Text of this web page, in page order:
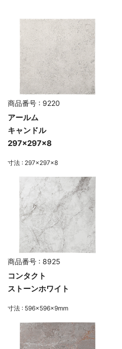
商品番号 : 9220
アールム
キャンドル
297×297×8
寸法 : 297×297×8
商品番号 : 8925
コンタクト
ストーンホワイト
寸法 : 596×596×9mm